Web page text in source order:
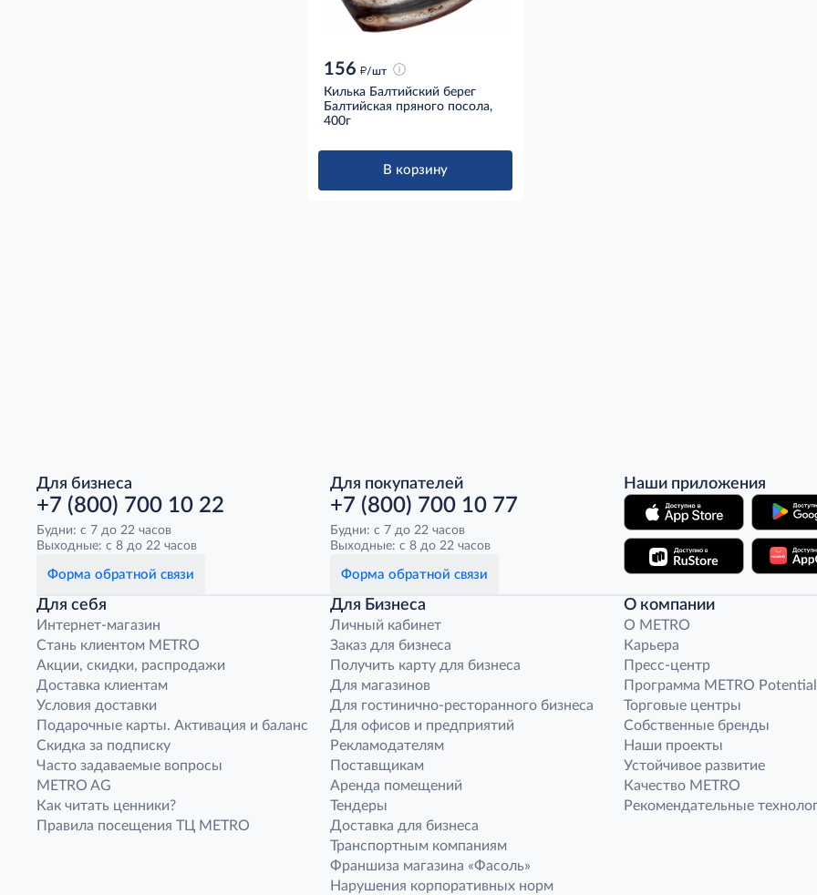
156 д/шт
Килька Балтийский берег
Балтийская пряного посола,
400г
В корзину
Для бизнеса
+7 (800) 700 10 22
Будни: с 7 до 22 часов
Выходные: с 8 до 22 часов
Форма обратной связи
Для покупателей
+7 (800) 700 10 77
Будни: с 7 до 22 часов
Выходные: с 8 до 22 часов
Форма обратной связи
Наши приложения
Для себя
Интернет-магазин
Стань клиентом METRO
Акции, скидки, распродажи
Доставка клиентам
Условия доставки
Подарочные карты. Активация и баланс
Скидка за подписку
Часто задаваемые вопросы
METRO AG
Как читать ценники?
Правила посещения ТЦ METRO
Для Бизнеса
Личный кабинет
Заказ для бизнеса
Получить карту для бизнеса
Для магазинов
Для гостинично-ресторанного бизнеса
Для офисов и предприятий
Рекламодателям
Поставщикам
Аренда помещений
Тендеры
Доставка для бизнеса
Транспортным компаниям
Франшиза магазина «Фасоль»
Нарушения корпоративных норм
О компании
O METRO
Карьера
Пресс-центр
Программа METRO
Торговые центры
Собственные бренды
Наши проекты
Устойчивое развитие
Качество METRO
Рекомендательные